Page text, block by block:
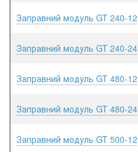
Заправний модуль GT 240-12
Заправний модуль GT 240-24
Заправний модуль GT 480-12
Заправний модуль GT 480-24
Заправний модуль GT 500-12